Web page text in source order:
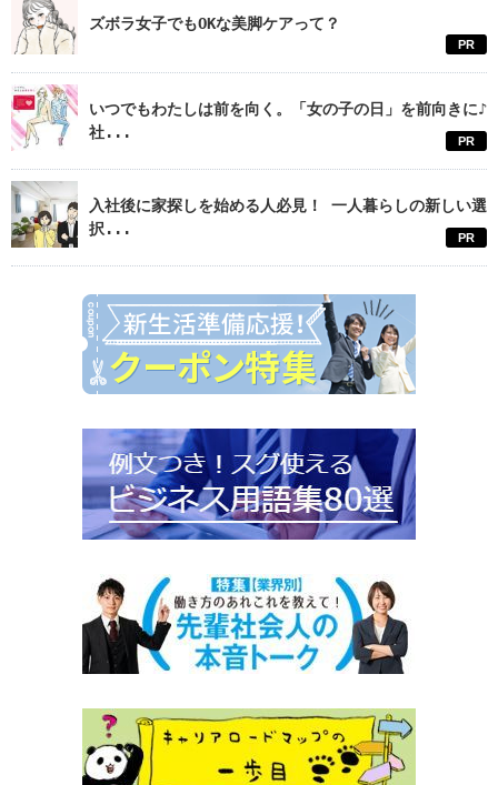
ズボラ女子でもOKな美脚ケアって？
PR
いつでもわたしは前を向く。「女の子の日」を前向きに♪
社...
PR
入社後に家探しを始める人必見！ 一人暮らしの新しい選
択...
PR